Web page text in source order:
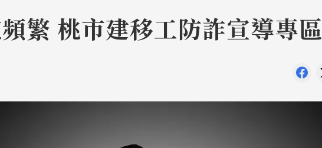
繁 桃市建移工防詐宣導專區